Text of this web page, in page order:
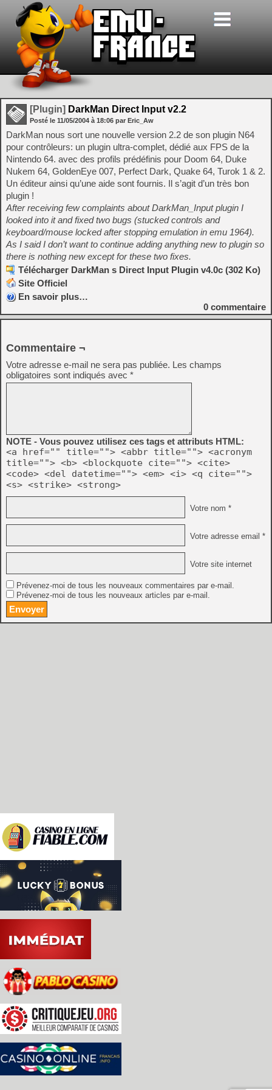
[Plugin] DarkMan Direct Input v2.2
Posté le 11/05/2004 à 18:06 par Eric_Aw
DarkMan nous sort une nouvelle version 2.2 de son plugin N64
pour contrôleurs: un plugin ultra-complet, dédié aux FPS de la
Nintendo 64. avec des profils prédéfinis pour Doom 64, Duke
Nukem 64, GoldenEye 007, Perfect Dark, Quake 64, Turok 1 & 2.
Un éditeur ainsi qu’une aide sont fournis. Il s’agit d’un très bon
plugin !
After receiving few complaints about DarkMan_Input plugin I
looked into it and fixed two bugs (stucked controls and
keyboard/mouse locked after stopping emulation in emu 1964).
As I said I don’t want to continue adding anything new to plugin so
there is nothing new except for these two fixes.
Télécharger DarkMan s Direct Input Plugin v4.0c (302 Ko)
Site Officiel
En savoir plus…
0 commentaire
Commentaire ¬
Votre adresse e-mail ne sera pas publiée. Les champs
obligatoires sont indiqués avec *
NOTE - Vous pouvez utilisez ces tags et attributs HTML:
<a href="" title=""> <abbr title=""> <acronym
title=""> <b> <blockquote cite=""> <cite>
<code> <del datetime=""> <em> <i> <q cite="">
<s> <strike> <strong>
Votre nom *
Votre adresse email *
Votre site internet
Prévenez-moi de tous les nouveaux commentaires par e-mail.
Prévenez-moi de tous les nouveaux articles par e-mail.